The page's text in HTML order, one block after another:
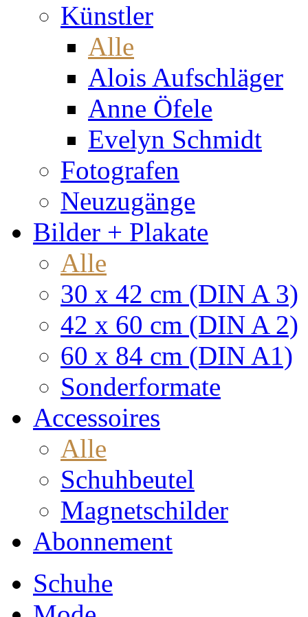
Künstler
Alle
Alois Aufschläger
Anne Öfele
Evelyn Schmidt
Fotografen
Neuzugänge
Bilder + Plakate
Alle
30 x 42 cm (DIN A 3)
42 x 60 cm (DIN A 2)
60 x 84 cm (DIN A1)
Sonderformate
Accessoires
Alle
Schuhbeutel
Magnetschilder
Abonnement
Schuhe